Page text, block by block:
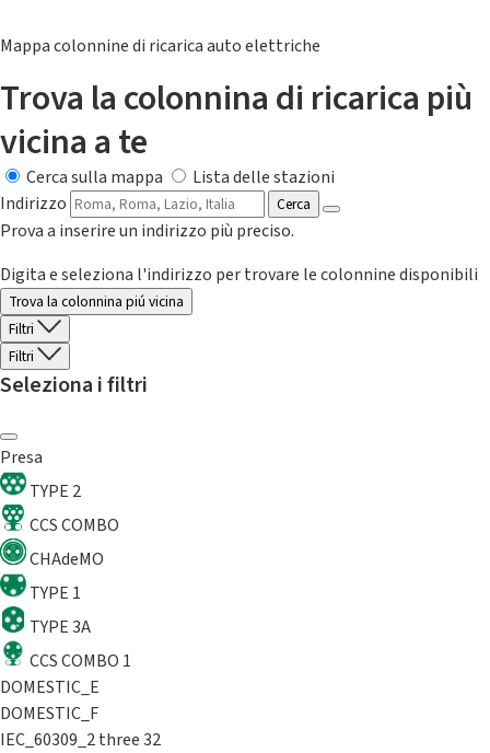
Mappa colonnine di ricarica auto elettriche
Trova la colonnina di ricarica più
vicina a te
Cerca sulla mappa
Lista delle stazioni
Indirizzo
Cerca
Prova a inserire un indirizzo più preciso.
Digita e seleziona l'indirizzo per trovare le colonnine disponibili
Trova la colonnina piú vicina
Filtri
Filtri
Seleziona i filtri
Presa
TYPE 2
CCS COMBO
CHAdeMO
TYPE 1
TYPE 3A
CCS COMBO 1
DOMESTIC_E
DOMESTIC_F
IEC_60309_2 three 32